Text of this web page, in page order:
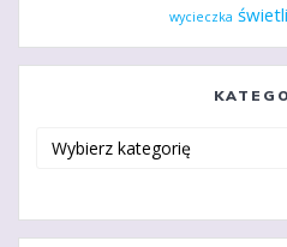
wycieczka